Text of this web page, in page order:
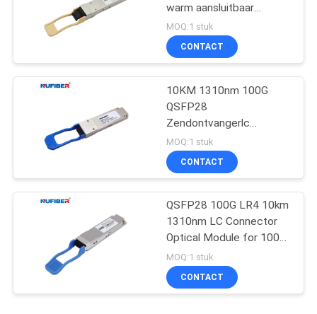
warm aansluitbaar
QSFP28-100G-SR4
MOQ:1 stuk
CONTACT
10KM 1310nm 100G
QSFP28
Zendontvangerlc
Optische Zendontvanger
QSFP28-100G-LR4
MOQ:1 stuk
CONTACT
QSFP28 100G LR4 10km
1310nm LC Connector
Optical Module for 100G
QSFP28 Transceiver
MOQ:1 stuk
CONTACT